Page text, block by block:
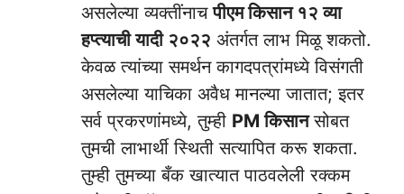
असलेल्या व्यक्तींनाचपीएम किसान १२ व्या
हप्त्याची यादी २०२२ अंतर्गत लाभ मिळू शकतो.
केवळ त्यांच्या समर्थन कागदपत्रांमध्ये विसंगती
असलेल्या याचिका अवैध मानल्या जातात; इतर
सर्व प्रकरणांमध्ये, तुम्ही PM किसानसोबत
तुमची लाभार्थी स्थिती सत्यापित करू शकता.
तुम्ही तुमच्या बँक खात्यात पाठवलेली रक्कम